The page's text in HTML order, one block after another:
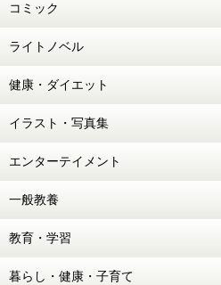
コミック
ライトノベル
健康・ダイエット
イラスト・写真集
エンターテイメント
一般教養
教育・学習
暮らし・健康・子育て